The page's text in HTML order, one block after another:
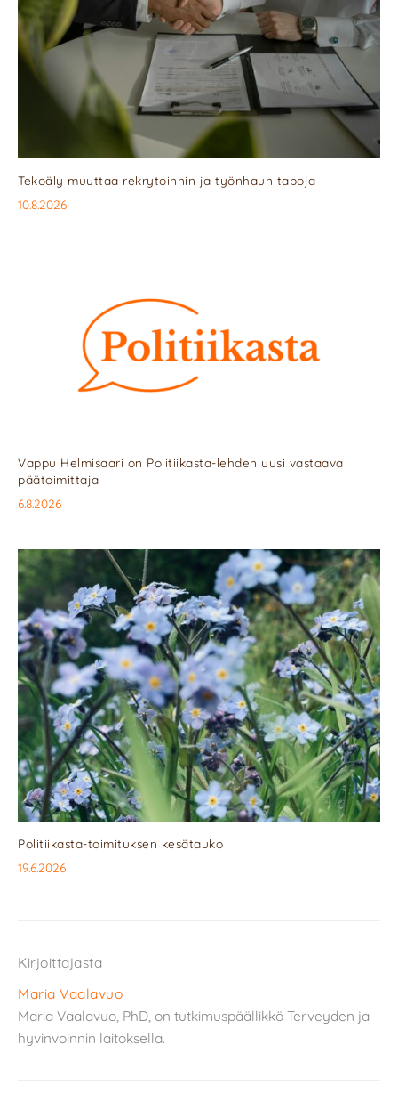
Tekoäly muuttaa rekrytoinnin ja työnhaun tapoja
10.8.2026
Vappu Helmisaari on Politiikasta-lehden uusi vastaava
päätoimittaja
6.8.2026
Politiikasta-toimituksen kesätauko
19.6.2026
Kirjoittajasta
Maria Vaalavuo
Maria Vaalavuo, PhD, on tutkimuspäällikkö Terveyden ja
hyvinvoinnin laitoksella.